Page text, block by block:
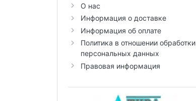
О нас
Информация о доставке
Информация об оплате
Политика в отношении обработки
персональных данных
Правовая информация